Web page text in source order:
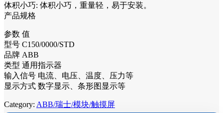
体积小巧: 体积小巧，重量轻，易于安装。
产品规格
参数 值
型号 C150/0000/STD
品牌 ABB
类型 通用指示器
输入信号 电流、电压、温度、压力等
显示方式 数字显示、条形图显示等
Category: ABB/瑞士/模块/触摸屏